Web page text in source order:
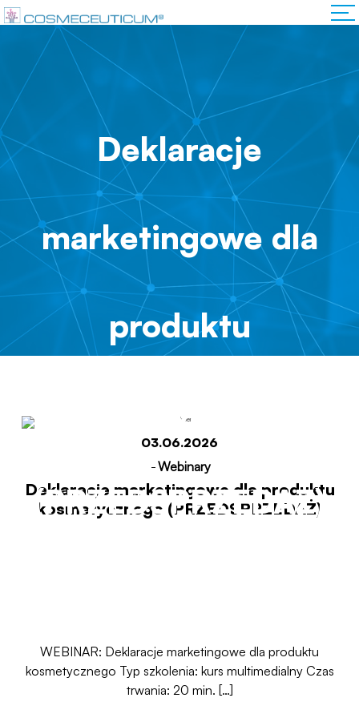
Deklaracje
marketingowe dla
produktu
kosmetycznego
(PRZEDSPRZEDAŻ)
03.06.2026
-Webinary
Deklaracje marketingowe dla produktu
kosmetycznego (PRZEDSPRZEDAŻ)
WEBINAR: Deklaracje marketingowe dla produktu
kosmetycznego Typ szkolenia: kurs multimedialny Czas
trwania: 20 min. […]